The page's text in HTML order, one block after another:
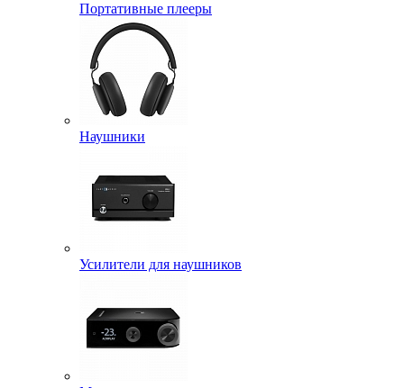
Портативные плееры
Наушники
Усилители для наушников